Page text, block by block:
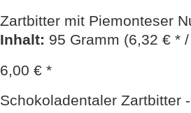
Zartbitter mit Piemonteser
Inhalt: 95 Gramm (6,32 € *
6,00 € *
Schokoladentaler Zartbitter